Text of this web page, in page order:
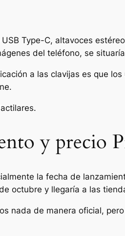
Type-C, altavoces
del teléfono, se
a las clavijas es que
y precio
la fecha de
octubre y llegaría a las
nada de manera oficial,